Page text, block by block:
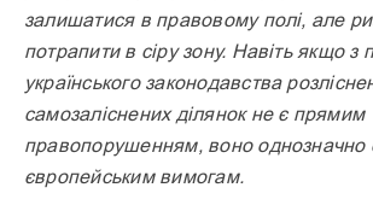
залишатися в правовому полі, але
потрапити в сіру зону. Навіть якщо з
українського законодавства
самозаліснених ділянок не є прямим
правопорушенням, воно однозначно
європейським вимогам.